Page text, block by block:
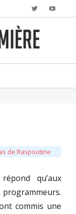
Twitter
de Raspoutine
qu’aux
programmeurs.
commis une